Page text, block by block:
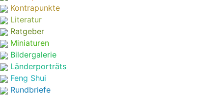
Kontrapunkte
Literatur
Ratgeber
Miniaturen
Bildergalerie
Länderporträts
Feng Shui
Rundbriefe